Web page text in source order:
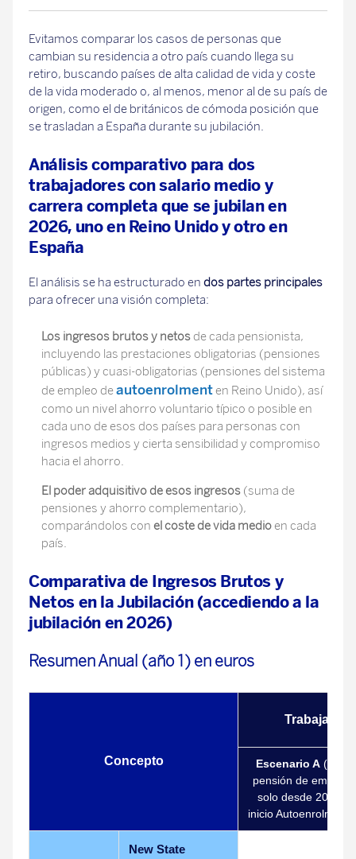
Evitamos comparar los casos de personas que
cambian su residencia a otro país cuando llega su
retiro, buscando países de alta calidad de vida y coste
de la vida moderado o, al menos, menor al de su país de
origen, como el de británicos de cómoda posición que
se trasladan a España durante su jubilación.
Análisis comparativo para dos
trabajadores con salario medio y
carrera completa que se jubilan en
2026, uno en Reino Unido y otro en
España
El análisis se ha estructurado en dos partes principales
para ofrecer una visión completa:
Los ingresos brutos y netos de cada pensionista,
incluyendo las prestaciones obligatorias (pensiones
públicas) y cuasi-obligatorias (pensiones del sistema
de empleo deautoenrolment en Reino Unido), así
como un nivel ahorro voluntario típico o posible en
cada uno de esos dos países para personas con
ingresos medios y cierta sensibilidad y compromiso
hacia el ahorro.
El poder adquisitivode esos ingresos (suma de
pensiones y ahorro complementario),
comparándolos con el coste de vida medio en cada
país.
Comparativa de Ingresos Brutos y
Netos en la Jubilación (accediendo a la
jubilación en 2026)
Resumen Anual (año 1) en euros
Concepto
Trabajador
Escenario A(con
pensión de empleo
solo desde 2012,
inicio Autoenrolment)
New State